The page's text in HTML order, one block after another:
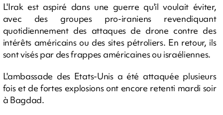
L'Irak est aspiré dans une guerre qu'il voulait éviter,
avec des groupes pro-iraniens revendiquant
quotidiennement des attaques de drone contre des
intérêts américains ou des sites pétroliers. En retour, ils
sont visés par des frappes américaines ou israéliennes.
L'ambassade des Etats-Unis a été attaquée plusieurs
fois et de fortes explosions ont encore retenti mardi soir
à Bagdad.